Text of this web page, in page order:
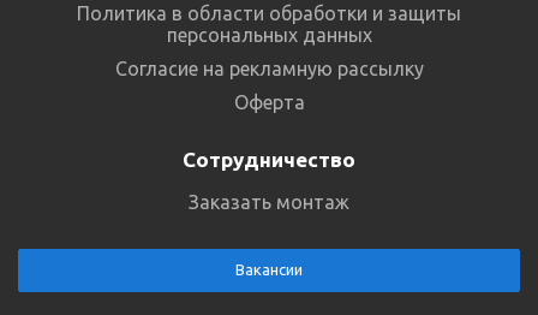
Политика в области обработки и защиты
персональных данных
Согласие на рекламную рассылку
Оферта
Сотрудничество
Заказать монтаж
Вакансии